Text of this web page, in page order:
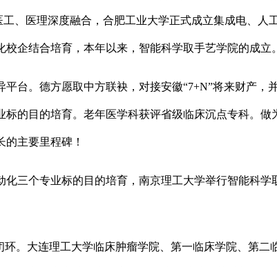
、医理深度融合，合肥工业大学正式成立集成电、人
企结合培育，本年以来，智能科学取手艺学院的成立。
。德方愿取中方联袂，对接安徽“7+N”将来财产，
的目的培育。老年医学科获评省级临床沉点专科。
主要里程碑！
个专业标的目的培育，南京理工大学举行智能科学
大连理工大学临床肿瘤学院、第一临床学院、第二